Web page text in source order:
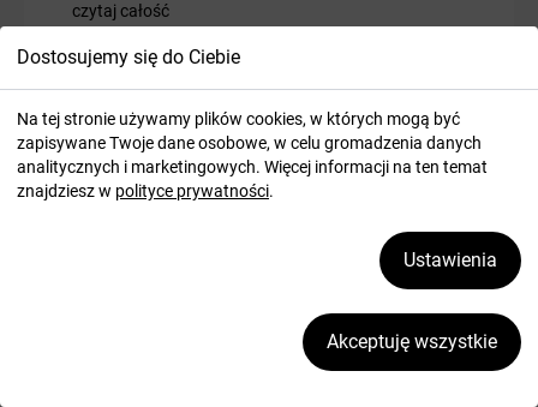
czytaj całość
Dostosujemy się do Ciebie
Na tej stronie używamy plików cookies, w których mogą być
zapisywane Twoje dane osobowe, w celu gromadzenia danych
analitycznych i marketingowych. Więcej informacji na ten temat
znajdziesz w polityce prywatności.
Ustawienia
Akceptuję wszystkie